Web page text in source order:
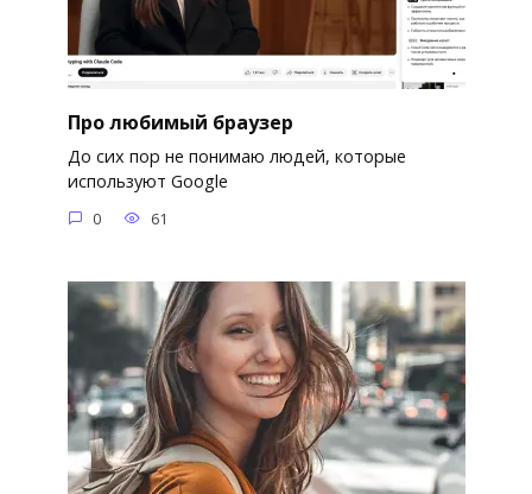
Про любимый браузер
До сих пор не понимаю людей, которые
используют Google
0 61